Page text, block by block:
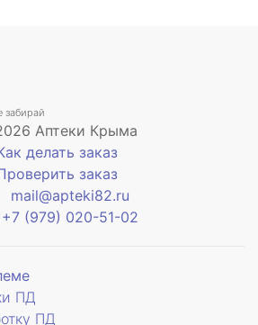
забирай
Аптеки Крыма
делать заказ
заказ
mail@apteki82.ru
+7 (979) 020-51-02
ПД
ПД